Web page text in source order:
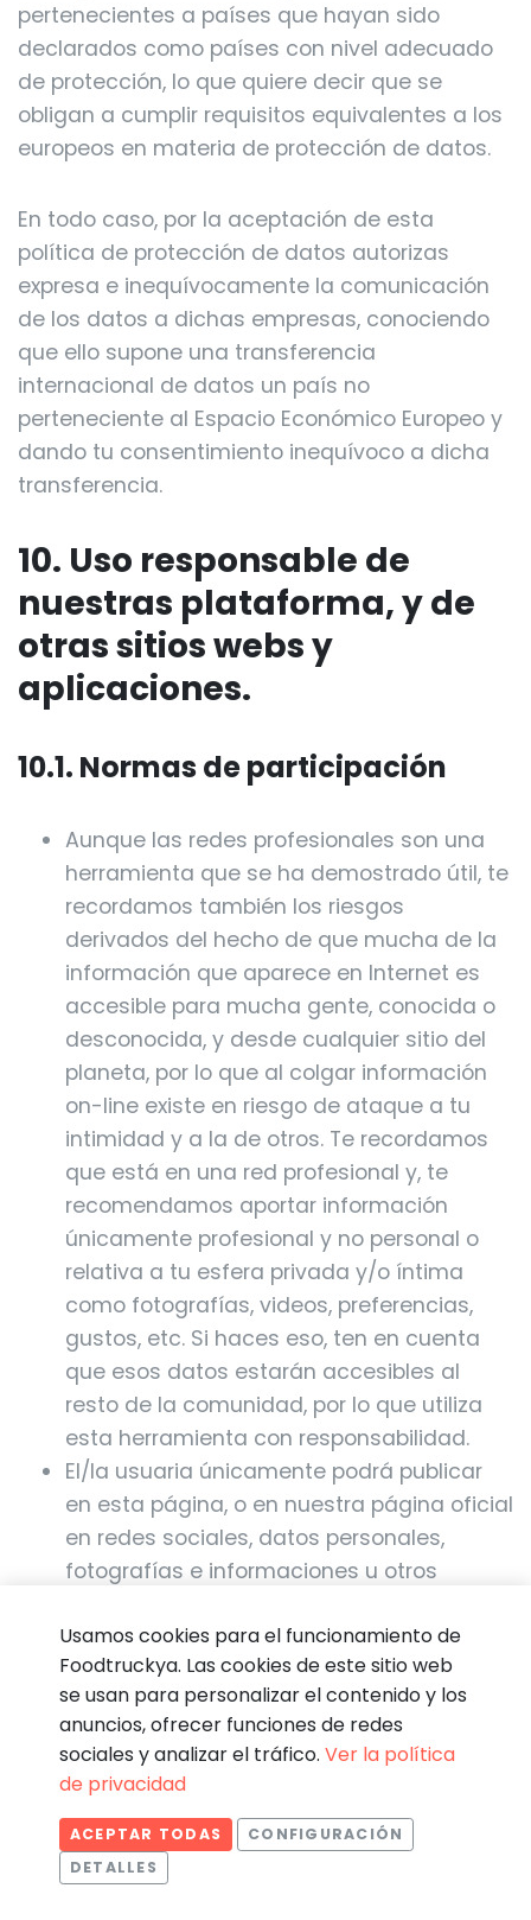
pertenecientes a países que hayan sido
declarados como países con nivel adecuado
de protección, lo que quiere decir que se
obligan a cumplir requisitos equivalentes a los
europeos en materia de protección de datos.
En todo caso, por la aceptación de esta
política de protección de datos autorizas
expresa e inequívocamente la comunicación
de los datos a dichas empresas, conociendo
que ello supone una transferencia
internacional de datos un país no
perteneciente al Espacio Económico Europeo y
dando tu consentimiento inequívoco a dicha
transferencia.
10. Uso responsable de
nuestras plataforma, y de
otras sitios webs y
aplicaciones.
10.1. Normas de participación
Aunque las redes profesionales son una
herramienta que se ha demostrado útil, te
recordamos también los riesgos
derivados del hecho de que mucha de la
información que aparece en Internet es
accesible para mucha gente, conocida o
desconocida, y desde cualquier sitio del
planeta, por lo que al colgar información
on-line existe en riesgo de ataque a tu
intimidad y a la de otros. Te recordamos
que está en una red profesional y, te
recomendamos aportar información
únicamente profesional y no personal o
relativa a tu esfera privada y/o íntima
como fotografías, videos, preferencias,
gustos, etc. Si haces eso, ten en cuenta
que esos datos estarán accesibles al
resto de la comunidad, por lo que utiliza
esta herramienta con responsabilidad.
El/la usuaria únicamente podrá publicar
en esta página, o en nuestra página oficial
en redes sociales, datos personales,
fotografías e informaciones u otros
pertenezcan o respecto de las cuales
ostente la autorización de terceros. Si nos
facilitas o publicas datos de terceros, es
tu responsabilidad contar con su
consentimiento previo y expreso para
utilizarlos, comunicárnoslos y publicarlos, y
es tu responsabilidad informarles del
tratamiento de sus datos por nuestra
Usamos cookies para el funcionamiento de
Foodtruckya. Las cookies de este sitio web
se usan para personalizar el contenido y los
anuncios, ofrecer funciones de redes
sociales y analizar el tráfico. Ver la política
de privacidad
ACEPTAR TODAS
CONFIGURACIÓN
DETALLES